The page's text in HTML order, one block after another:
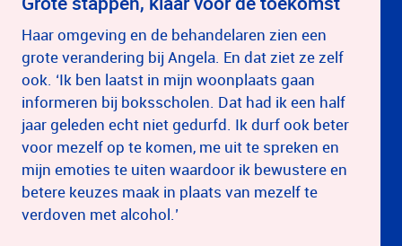
Haar omgeving en de behandelaren zien een
grote verandering bij Angela. En dat ziet ze zelf
ook. ‘Ik ben laatst in mijn woonplaats gaan
informeren bij boksscholen. Dat had ik een half
jaar geleden echt niet gedurfd. Ik durf ook beter
voor mezelf op te komen, me uit te spreken en
mijn emoties te uiten waardoor ik bewustere en
betere keuzes maak in plaats van mezelf te
verdoven met alcohol.’